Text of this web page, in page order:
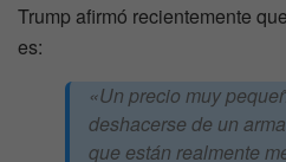
Trump afirmó recientemente
es:
«Un precio muy
deshacerse de un
que están realmente